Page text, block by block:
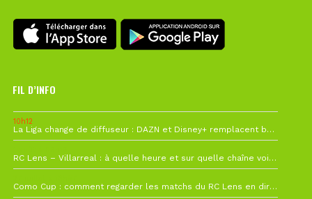
FIL D’INFO
10h12
La Liga change de diffuseur : DAZN et Disney+ remplacent beIN Sports !
RC Lens – Villarreal : à quelle heure et sur quelle chaîne voir la finale de la Como Cup ?
Como Cup : comment regarder les matchs du RC Lens en direct ?